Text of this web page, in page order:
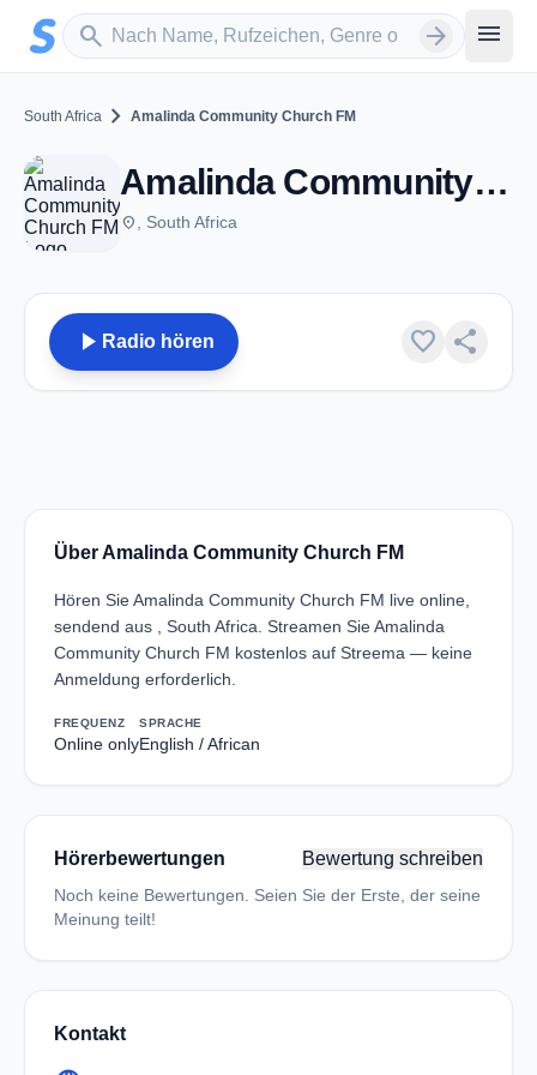
Zum Hauptinhalt springen
search
Sender suchen arrow_forward menu
South Africa chevron_right Amalinda Community Church FM
Amalinda Community Church FM
place , South Africa
play_arrow Radio hören favorite share
Über Amalinda Community Church FM
Hören Sie Amalinda Community Church FM live online,
sendend aus , South Africa. Streamen Sie Amalinda
Community Church FM kostenlos auf Streema — keine
Anmeldung erforderlich.
FREQUENZ
Online only
SPRACHE
English / African
Hörerbewertungen Bewertung schreiben
Noch keine Bewertungen. Seien Sie der Erste, der seine
Meinung teilt!
Kontakt